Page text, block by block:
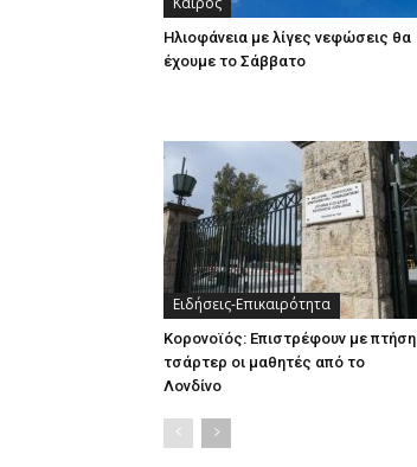
Ηλιοφάνεια με λίγες νεφώσεις θα
έχουμε το Σάββατο
Ειδήσεις-Επικαιρότητα
Κορονοϊός: Επιστρέφουν με πτήση
τσάρτερ οι μαθητές από το
Λονδίνο